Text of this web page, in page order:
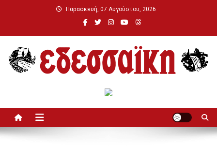
Παρασκευή, 07 Αυγούστου, 2026